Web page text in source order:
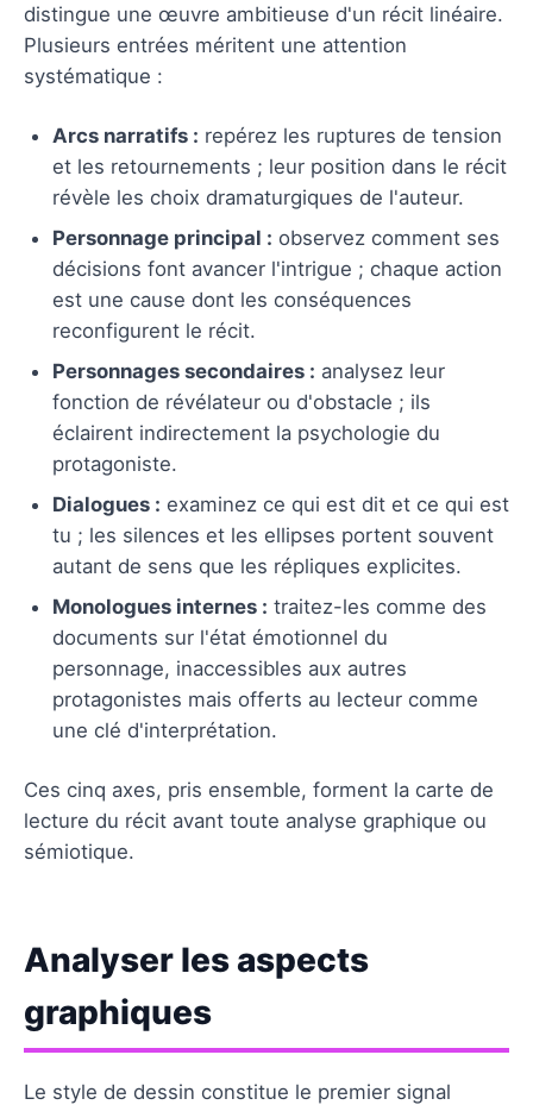
distingue une œuvre ambitieuse d'un récit linéaire.
Plusieurs entrées méritent une attention
systématique :
Arcs narratifs : repérez les ruptures de tension
et les retournements ; leur position dans le récit
révèle les choix dramaturgiques de l'auteur.
Personnage principal : observez comment ses
décisions font avancer l'intrigue ; chaque action
est une cause dont les conséquences
reconfigurent le récit.
Personnages secondaires : analysez leur
fonction de révélateur ou d'obstacle ; ils
éclairent indirectement la psychologie du
protagoniste.
Dialogues : examinez ce qui est dit et ce qui est
tu ; les silences et les ellipses portent souvent
autant de sens que les répliques explicites.
Monologues internes : traitez-les comme des
documents sur l'état émotionnel du
personnage, inaccessibles aux autres
protagonistes mais offerts au lecteur comme
une clé d'interprétation.
Ces cinq axes, pris ensemble, forment la carte de
lecture du récit avant toute analyse graphique ou
sémiotique.
Analyser les aspects
graphiques
Le style de dessin constitue le premier signal